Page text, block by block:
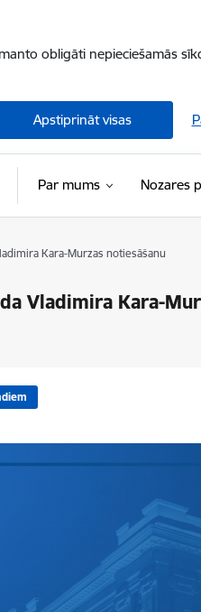
obligāti nepieciešamās
Apstiprināt visas
Par mums Nozares
Kara-Murzas notiesāšanu
Vladimira Kara-